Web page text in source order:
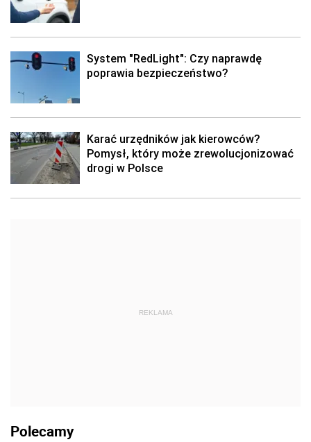
System "RedLight": Czy naprawdę
poprawia bezpieczeństwo?
Karać urzędników jak kierowców?
Pomysł, który może zrewolucjonizować
drogi w Polsce
REKLAMA
Polecamy